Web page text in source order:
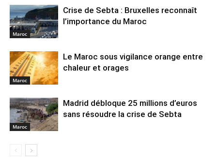
Maroc
Crise de Sebta : Bruxelles reconnaît
l’importance du Maroc
Maroc
Le Maroc sous vigilance orange entre
chaleur et orages
Maroc
Madrid débloque 25 millions d’euros
sans résoudre la crise de Sebta